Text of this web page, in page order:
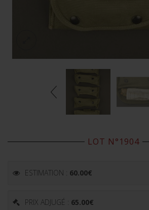
LOT N°1904
ESTIMATION : 60.00€
PRIX ADJUGÉ : 65.00€